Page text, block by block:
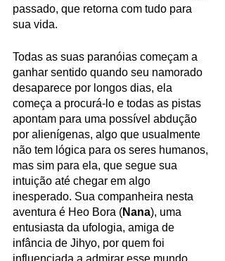
passado, que retorna com tudo para
sua vida.
Todas as suas paranóias começam a
ganhar sentido quando seu namorado
desaparece por longos dias, ela
começa a procurá-lo e todas as pistas
apontam para uma possível abdução
por alienígenas, algo que usualmente
não tem lógica para os seres humanos,
mas sim para ela, que segue sua
intuição até chegar em algo
inesperado. Sua companheira nesta
aventura é Heo Bora (Nana), uma
entusiasta da ufologia, amiga de
infância de Jihyo, por quem foi
influenciada a admirar esse mundo.